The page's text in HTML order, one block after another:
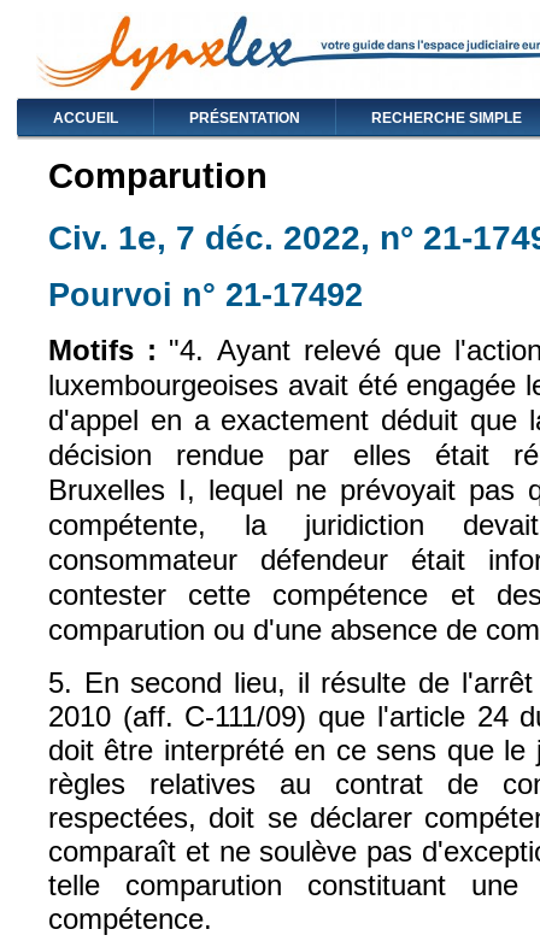
ACCUEIL PRÉSENTATION RECHERCHE SIMPLE
Comparution
Civ. 1e, 7 déc. 2022, n° 21-
Pourvoi n° 21-17492
Motifs : "4. Ayant relevé que
luxembourgeoises avait été engagée
d'appel en a exactement déduit que
décision rendue par elles était
Bruxelles I, lequel ne prévoyait pas
compétente, la juridiction
consommateur défendeur était
contester cette compétence et
comparution ou d'une absence de
5. En second lieu, il résulte de
2010 (aff. C-111/09) que l'article 24
doit être interprété en ce sens que le
règles relatives au contrat de
respectées, doit se déclarer
comparaît et ne soulève pas
telle comparution constituant
compétence.